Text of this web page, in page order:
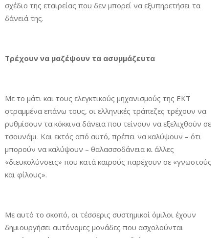
σχέδιο της εταιρείας που δεν μπορεί να εξυπηρετήσει τα
δάνειά της.
Τρέχουν να μαζέψουν τα ασυμμάζευτα
Με το μάτι και τους ελεγκτικούς μηχανισμούς της ΕΚΤ
στραμμένα επάνω τους, οι ελληνικές τράπεζες τρέχουν να
ρυθμίσουν τα κόκκινα δάνεια που τείνουν να εξελιχθούν σε
τσουνάμι. Και εκτός από αυτό, πρέπει να καλύψουν – ότι
μπορούν να καλύψουν – θαλασσοδάνεια κι άλλες
«διευκολύνσεις» που κατά καιρούς παρέχουν σε «γνωστούς
και φίλους».
Με αυτό το σκοπό, οι τέσσερις συστημικοί όμιλοι έχουν
δημιουργήσει αυτόνομες μονάδες που ασχολούνται